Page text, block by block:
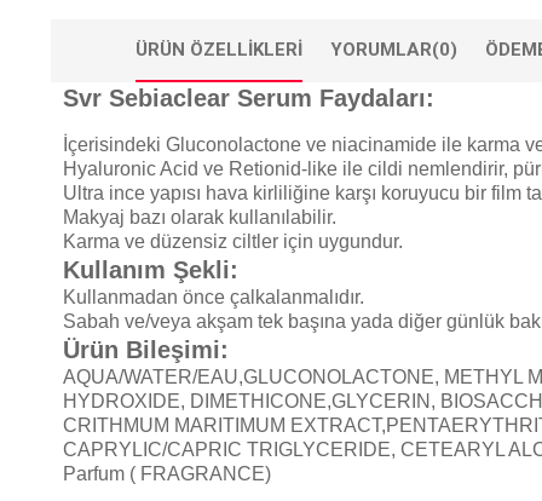
ÜRÜN ÖZELLIKLERI YORUMLAR(0)
Svr Sebiaclear Serum Faydaları:
İçerisindeki Gluconolactone ve niacinamide ile karma
Hyaluronic Acid ve Retionid-like ile cildi nemlendirir,
Ultra ince yapısı hava kirliliğine karşı koruyucu bir film
Makyaj bazı olarak kullanılabilir.
Karma ve düzensiz ciltler için uygundur.
Kullanım Şekli:
Kullanmadan önce çalkalanmalıdır.
Sabah ve/veya akşam tek başına yada diğer günlük
Ürün Bileşimi:
AQUA/WATER/EAU,GLUCONOLACTONE, METHYL
HYDROXIDE, DIMETHICONE,GLYCERIN,
CRITHMUM MARITIMUM
CAPRYLIC/CAPRIC TRIGLYCERIDE, CETEARYL
Parfum ( FRAGRANCE)